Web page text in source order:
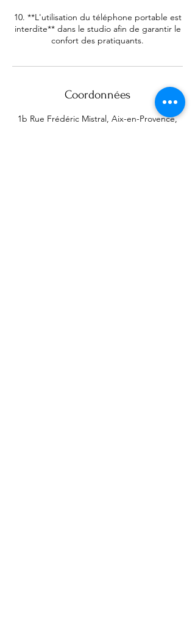
10. **L'utilisation du téléphone portable est
interdite** dans le studio afin de garantir le
Coordonnées
1b Rue Frédéric Mistral, Aix-en-Provence,